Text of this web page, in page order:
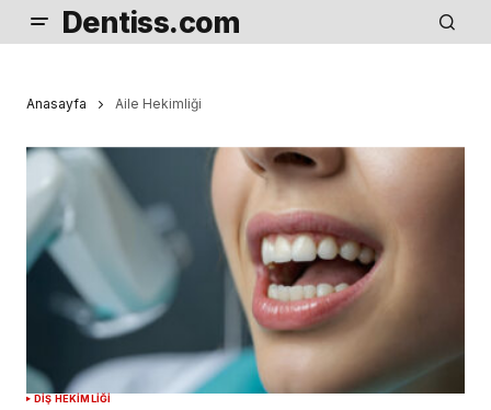
Dentiss.com
Anasayfa Aile Hekimliği
DIŞ HEKIMLIĞI